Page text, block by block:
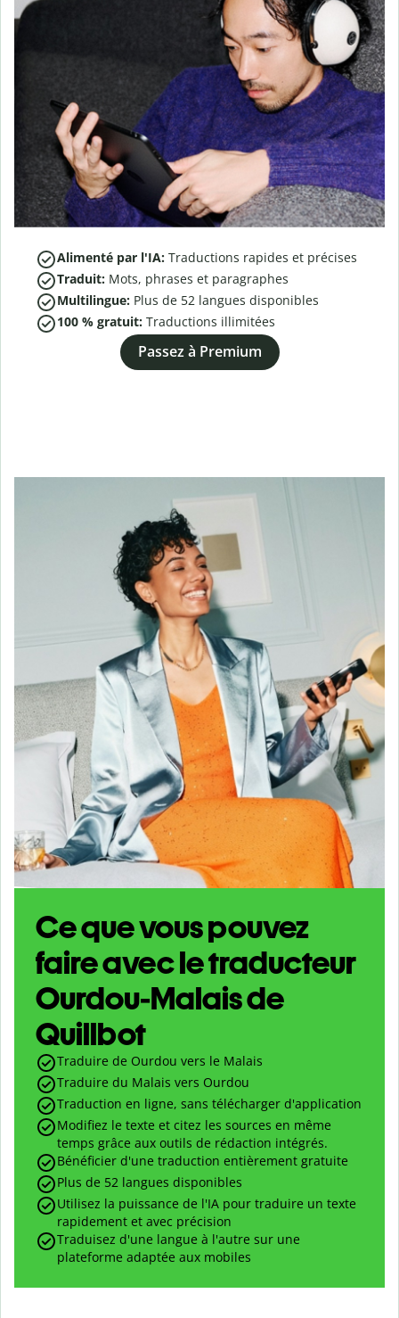
Alimenté par l'IA: Traductions rapides et précises
Traduit: Mots, phrases et paragraphes
Multilingue: Plus de 52 langues disponibles
100 % gratuit: Traductions illimitées
Passez à Premium
Ce que vous pouvez
faire avec le traducteur
Ourdou-Malais de
Quillbot
Traduire de Ourdou vers le Malais
Traduire du Malais vers Ourdou
Traduction en ligne, sans télécharger d'application
Modifiez le texte et citez les sources en même
temps grâce aux outils de rédaction intégrés.
Bénéficier d'une traduction entièrement gratuite
Plus de 52 langues disponibles
Utilisez la puissance de l'IA pour traduire un texte
rapidement et avec précision
Traduisez d'une langue à l'autre sur une
plateforme adaptée aux mobiles